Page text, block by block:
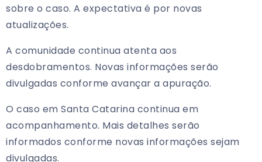
sobre o caso. A expectativa é por novas
atualizações.
A comunidade continua atenta aos
desdobramentos. Novas informações serão
divulgadas conforme avançar a apuração.
O caso em Santa Catarina continua em
acompanhamento. Mais detalhes serão
informados conforme novas informações sejam
divulgadas.